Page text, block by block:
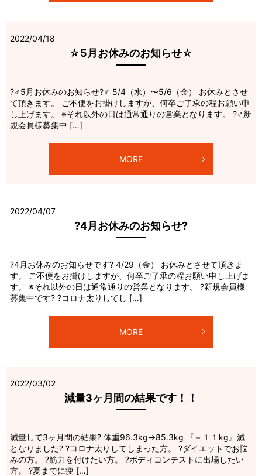
2022/04/18
☆5月お休みのお知らせ☆
?‍♂️5月お休みのお知らせ?‍♂️ 5/4（水）〜5/6（金） お休みとさせ
て頂きます。 ご不便をお掛けしますが、何卒ご了承の程お願い申
し上げます。 ※それ以外の日は通常通りの営業となります。 ?‍♂️新
規会員様募集中 […]
MORE
2022/04/07
?4月お休みのお知らせ?
?4月お休みのお知らせです? 4/29（金） お休みとさせて頂きま
す。 ご不便をお掛けしますが、何卒ご了承の程お願い申し上げま
す。 ※それ以外の日は通常通りの営業となります。 ?新規会員様
募集中です? ?コロナ太りしてし […]
MORE
2022/03/02
減量3ヶ月間の結果です！！
減量して3ヶ月間の結果? 体重96.3kg→85.3kg 『－１１kg』減
となりました? ?コロナ太りしてしまった方。 ?ダイエットでお悩
みの方。 ?筋力を付けたい方。 ?ボディコンテストに出場したい
方。 ?夏までに痩 […]